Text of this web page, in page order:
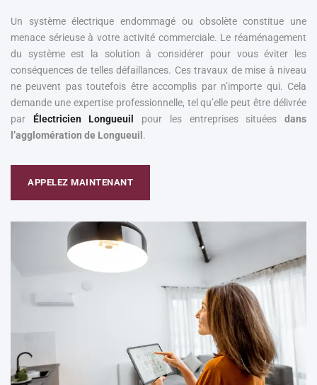
Un système électrique endommagé ou obsolète constitue une
menace sérieuse à votre activité commerciale. Le réaménagement
du système est la solution à considérer pour vous éviter les
conséquences de telles défaillances. Ces travaux de mise à niveau
ne peuvent pas toutefois être accomplis par n’importe qui. Cela
demande une expertise professionnelle, tel qu’elle peut être délivrée
par Électricien Longueuil pour les entreprises situéesdans
l’agglomération de Longueuil .
APPELEZ MAINTENANT